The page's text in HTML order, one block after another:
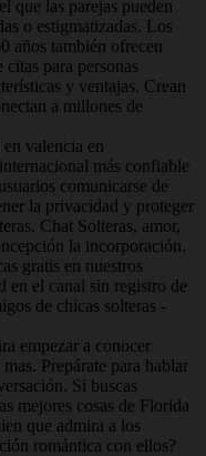
que las parejas pueden
o estigmatizadas. Los
años también ofrecen
para personas
y ventajas. Crean
a millones de
valencia en
más confiable
comunicarse de
la privacidad y proteger
Chat Solteras, amor,
la incorporación.
gratis en nuestros
en el canal sin registro de
de chicas solteras -
empezar a conocer
Prepárate para hablar
Si buscas
mejores cosas de Florida
que admira a los
romántica con ellos?